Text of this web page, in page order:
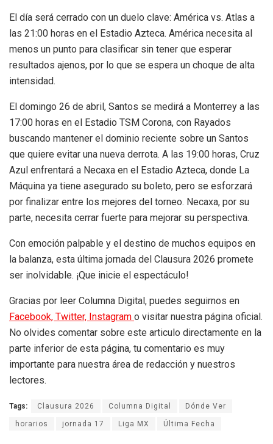
El día será cerrado con un duelo clave: América vs. Atlas a
las 21:00 horas en el Estadio Azteca. América necesita al
menos un punto para clasificar sin tener que esperar
resultados ajenos, por lo que se espera un choque de alta
intensidad.
El domingo 26 de abril, Santos se medirá a Monterrey a las
17:00 horas en el Estadio TSM Corona, con Rayados
buscando mantener el dominio reciente sobre un Santos
que quiere evitar una nueva derrota. A las 19:00 horas, Cruz
Azul enfrentará a Necaxa en el Estadio Azteca, donde La
Máquina ya tiene asegurado su boleto, pero se esforzará
por finalizar entre los mejores del torneo. Necaxa, por su
parte, necesita cerrar fuerte para mejorar su perspectiva.
Con emoción palpable y el destino de muchos equipos en
la balanza, esta última jornada del Clausura 2026 promete
ser inolvidable. ¡Que inicie el espectáculo!
Gracias por leer Columna Digital, puedes seguirnos en
Facebook, Twitter, Instagram o visitar nuestra página oficial.
No olvides comentar sobre este articulo directamente en la
parte inferior de esta página, tu comentario es muy
importante para nuestra área de redacción y nuestros
lectores.
Tags: Clausura 2026 Columna Digital Dónde Ver
horarios jornada 17 Liga MX Última Fecha